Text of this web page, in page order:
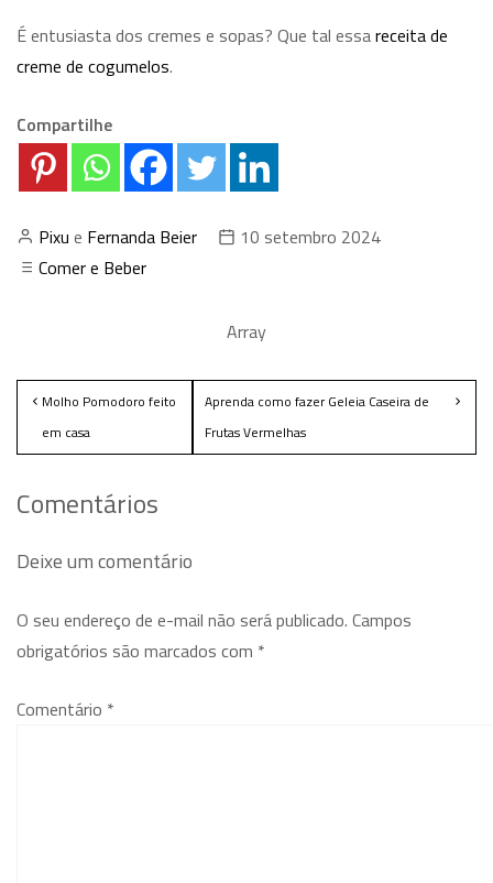
É entusiasta dos cremes e sopas? Que tal essareceita de
creme de cogumelos.
Compartilhe
Pixu e Fernanda Beier
10 setembro 2024
Comer e Beber
Array
Molho Pomodoro feito
em casa
Aprenda como fazer Geleia Caseira de
Frutas Vermelhas
Comentários
Deixe um comentário
O seu endereço de e-mail não será publicado. Campos
obrigatórios são marcados com *
Comentário *